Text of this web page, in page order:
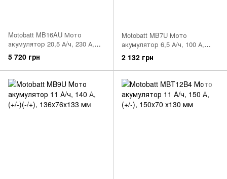
Motobatt MB16AU Мото
акумулятор 20,5 А/ч, 230 А,
(-/+), 207x72x164 мм
5 720 грн
Motobatt MB7U Мото
акумулятор 6,5 А/ч, 100 А,
(+/-), 151x65x94 мм
2 132 грн